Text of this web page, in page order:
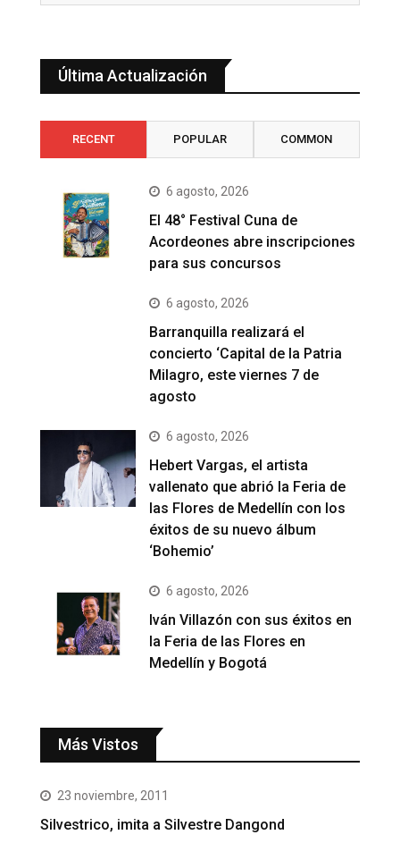
Última Actualización
RECENT POPULAR COMMON
6 agosto, 2026
El 48° Festival Cuna de
Acordeones abre inscripciones
para sus concursos
6 agosto, 2026
Barranquilla realizará el
concierto ‘Capital de la Patria
Milagro, este viernes 7 de
agosto
6 agosto, 2026
Hebert Vargas, el artista
vallenato que abrió la Feria de
las Flores de Medellín con los
éxitos de su nuevo álbum
‘Bohemio’
6 agosto, 2026
Iván Villazón con sus éxitos en
la Feria de las Flores en
Medellín y Bogotá
Más Vistos
23 noviembre, 2011
Silvestrico, imita a Silvestre Dangond